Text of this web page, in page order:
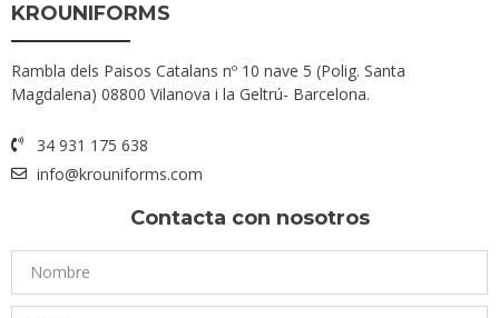
KROUNIFORMS
Rambla dels Paisos Catalans nº 10 nave 5 (Polig. Santa
Magdalena) 08800 Vilanova i la Geltrú- Barcelona.
34 931 175 638
info@krouniforms.com
Contacta con nosotros